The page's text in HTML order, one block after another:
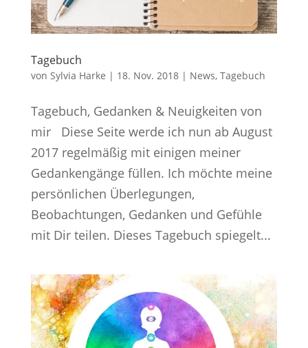
Tagebuch
von Sylvia Harke | 18. Nov. 2018| News, Tagebuch
Tagebuch, Gedanken & Neuigkeiten von
mir Diese Seite werde ich nun ab August
2017 regelmäßig mit einigen meiner
Gedankengänge füllen. Ich möchte meine
persönlichen Überlegungen,
Beobachtungen, Gedanken und Gefühle
mit Dir teilen. Dieses Tagebuch spiegelt...